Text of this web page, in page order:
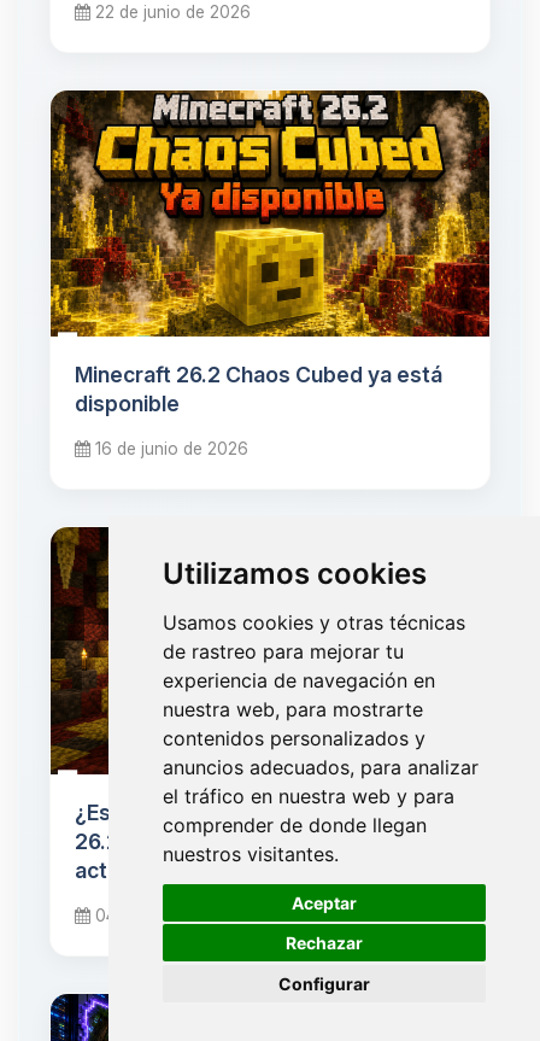
Utilizamos cookies
Usamos cookies y otras técnicas
de rastreo para mejorar tu
experiencia de navegación en
nuestra web, para mostrarte
contenidos personalizados y
anuncios adecuados, para analizar
el tráfico en nuestra web y para
comprender de donde llegan
nuestros visitantes.
Aceptar
Rechazar
Configurar
22 de junio de 2026
Minecraft 26.2 Chaos Cubed ya está
disponible
16 de junio de 2026
¿Está listo tu servidor para Minecraft
26.2 "Chaos Cubed"? Checklist de
actualización
04 de junio de 2026 🍪